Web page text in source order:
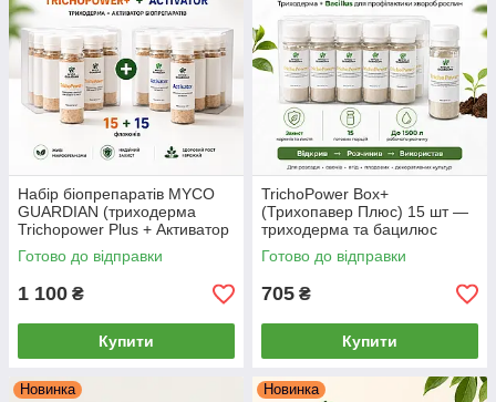
Набір біопрепаратів MYCO
GUARDIAN (триходерма
Trichopower Plus + Активатор
Біопрепаратів), 15 + 15
флаконів
Готово до відправки
1 100 ₴
Купити
TrichoPower Box+
(Трихопавер Плюс) 15 шт —
триходерма та бацилюс
(сінна паличка) від хвороб
рослин Myco Guardian
Готово до відправки
705 ₴
Купити
Новинка Новинка